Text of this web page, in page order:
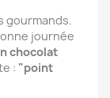
gourmands.
journée
chocolat
: "point